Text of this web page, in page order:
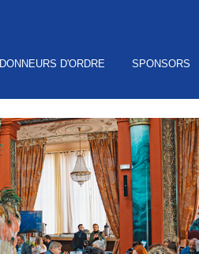
DONNEURS D'ORDRE SPONSORS